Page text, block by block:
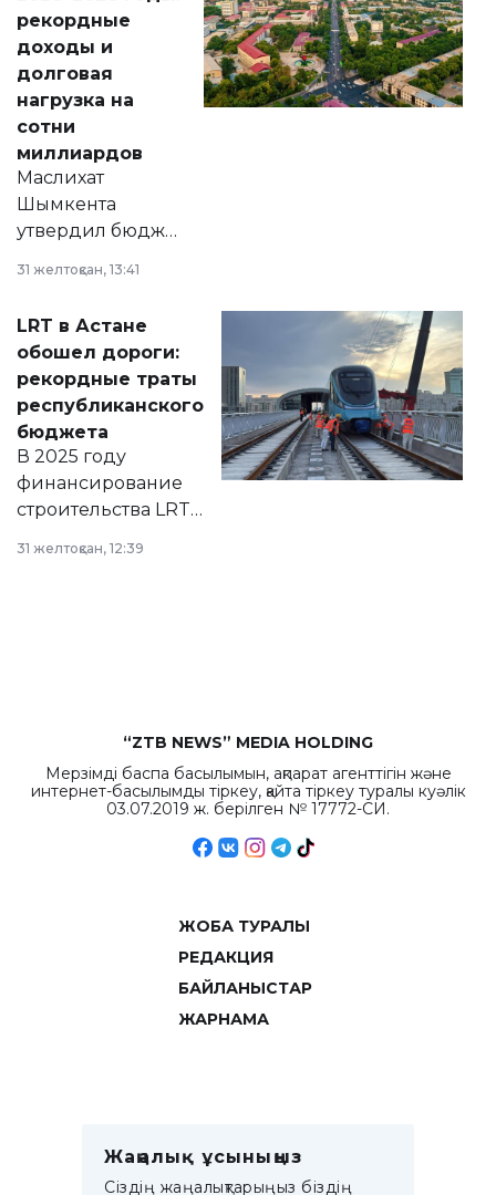
рекордные
доходы и
долговая
нагрузка на
сотни
миллиардов
Маслихат
Шымкента
утвердил бюджет
2028 годы.
документ
появился в базе
нормативных
правовых актов и
на сайте маслихат
города.
31 желтоқсан, 13:41
LRT в Астане
обошел дороги:
рекордные траты
республиканского
бюджета
В 2025 году
финансирование
строительства LRT
республиканского
31 желтоқсан, 12:39
“ZTB NEWS” MEDIA HOLDING
Мерзімді баспа басылымын, ақпарат агенттігін және
интернет-басылымды тіркеу, қайта тіркеу туралы куәлік
03.07.2019 ж. берілген № 17772-СИ.
ЖОБА ТУРАЛЫ
РЕДАКЦИЯ
БАЙЛАНЫСТАР
ЖАРНАМА
Жаңалық ұсыныңыз
Сіздің жаңалықтарыңыз біздің